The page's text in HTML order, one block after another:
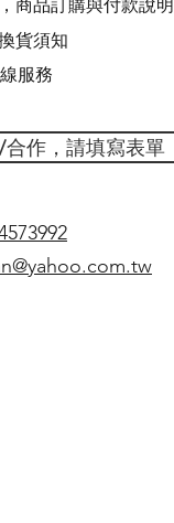
商品訂購與付款說明
貨須知
服務
作，請填寫表單